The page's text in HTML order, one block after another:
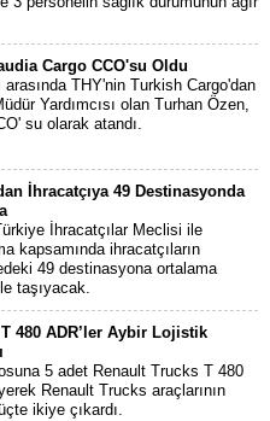
Cargo CCO'su Oldu
arasında THY'nin Turkish Cargo'dan
Yardımcısı olan Turhan Özen,
su olarak atandı.
İhracatçıya 49 Destinasyonda
İhracatçılar Meclisi ile
kapsamında ihracatçıların
49 destinasyona ortalama
taşıyacak.
480 ADR’ler Aybir Lojistik
5 adet Renault Trucks T 480
Renault Trucks araçlarının
ikiye çıkardı.